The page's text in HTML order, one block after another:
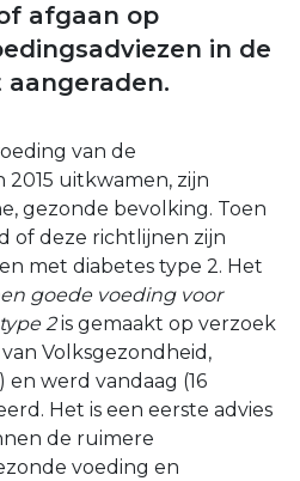
afgaan op
in de
van de
2015 uitkwamen, zijn
gezonde bevolking. Toen
of deze richtlijnen zijn
met diabetes type 2. Het
goede voeding voor
2is gemaakt op verzoek
Volksgezondheid,
en werd vandaag (16
Het is een eerste advies
de ruimere
voeding en